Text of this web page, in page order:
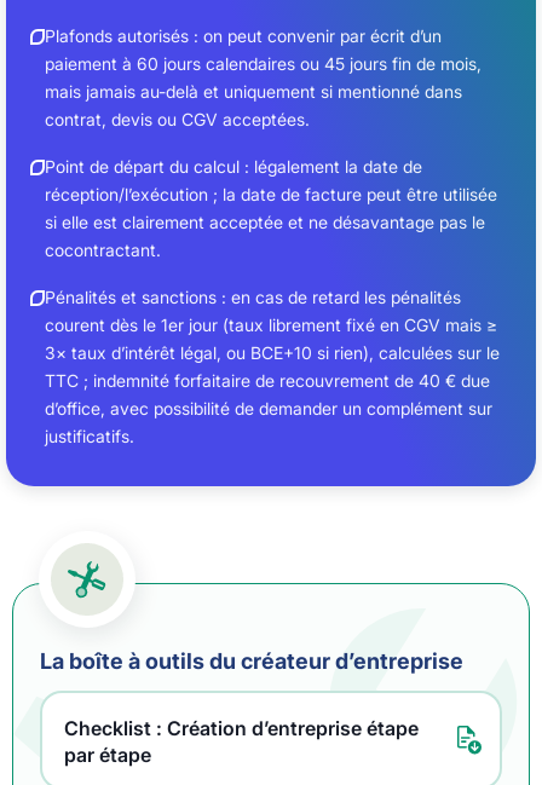
Plafonds autorisés : on peut convenir par écrit d’un
paiement à 60 jours calendaires ou 45 jours fin de mois,
mais jamais au-delà et uniquement si mentionné dans
contrat, devis ou CGV acceptées.
Point de départ du calcul : légalement la date de
réception/l’exécution ; la date de facture peut être utilisée
si elle est clairement acceptée et ne désavantage pas le
cocontractant.
Pénalités et sanctions : en cas de retard les pénalités
courent dès le 1er jour (taux librement fixé en CGV mais ≥
3× taux d’intérêt légal, ou BCE+10 si rien), calculées sur le
TTC ; indemnité forfaitaire de recouvrement de 40 € due
d’office, avec possibilité de demander un complément sur
justificatifs.
La boîte à outils du créateur d’entreprise
Checklist : Création d’entreprise étape
par étape